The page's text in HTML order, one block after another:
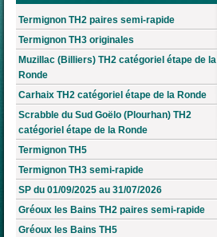
Termignon TH2 paires semi-rapide
Termignon TH3 originales
Muzillac (Billiers) TH2 catégoriel étape de la
Ronde
Carhaix TH2 catégoriel étape de la Ronde
Scrabble du Sud Goëlo (Plourhan) TH2
catégoriel étape de la Ronde
Termignon TH5
Termignon TH3 semi-rapide
SP du 01/09/2025 au 31/07/2026
Gréoux les Bains TH2 paires semi-rapide
Gréoux les Bains TH5